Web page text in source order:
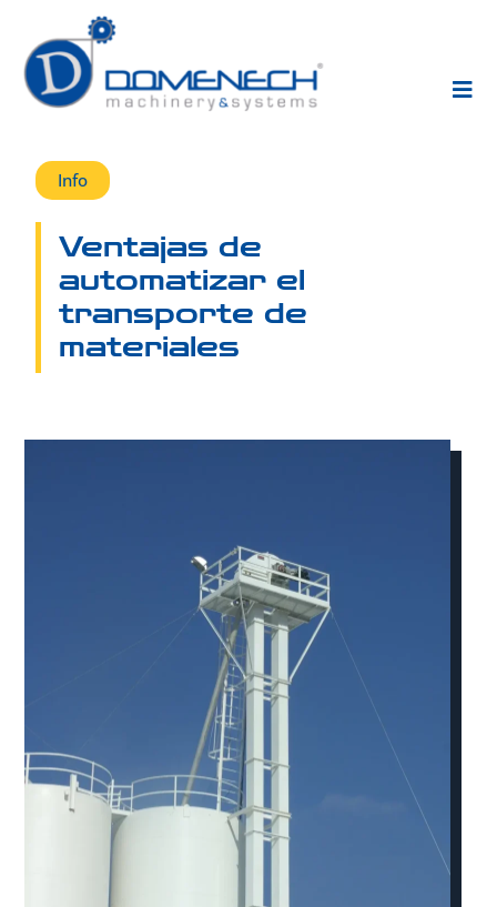
Info
Ventajas de
automatizar el
transporte de
materiales